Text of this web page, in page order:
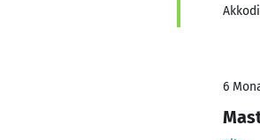
6